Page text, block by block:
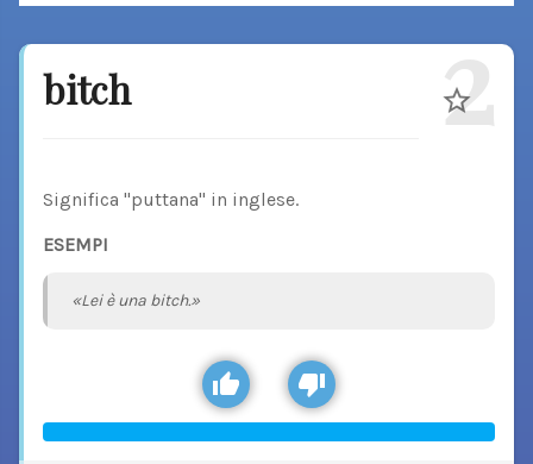
bitch 2
Significa "puttana" in inglese.
ESEMPI
«Lei è una bitch.»